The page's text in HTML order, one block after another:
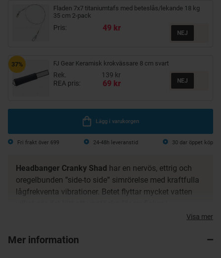
Fladen 7x7 titaniumtafs med beteslås/lekande 18 kg
35 cm 2-pack
Pris: 49 kr
37% FJ Gear Keramisk krokvässare 8 cm svart
Rek.
139 kr
REA pris:
69 kr
Lägg i varukorgen
Fri frakt över 699 24-48h leveranstid 30 dar öppet köp
Headbanger Cranky Shad har en nervös, ettrig och
oregelbunden ”side-to side” simrörelse med kraftfulla
lågfrekventa vibrationer. Betet flyttar mycket vatten
Cranky Shad har rasselkulor, realistiska ögon och även
Visa mer
Mer information